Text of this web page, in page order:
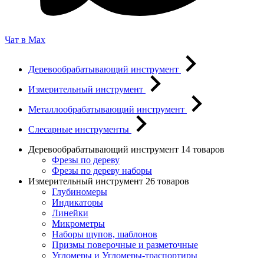
Чат в Max
Деревообрабатывающий инструмент
Измерительный инструмент
Металлообрабатывающий инструмент
Слесарные инструменты
Деревообрабатывающий инструмент 14 товаров
Фрезы по дереву
Фрезы по дереву наборы
Измерительный инструмент 26 товаров
Глубиномеры
Индикаторы
Линейки
Микрометры
Наборы щупов, шаблонов
Призмы поверочные и разметочные
Угломеры и Угломеры-траспортиры